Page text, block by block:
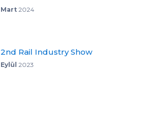
Mart2024
2nd Rail Industry Show
Eylül 2023